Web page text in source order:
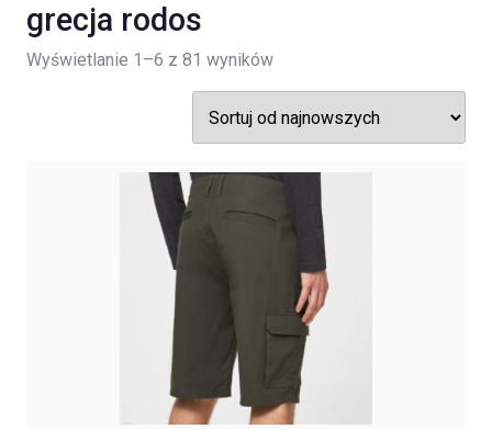
grecja rodos
Wyświetlanie 1–6 z 81 wynikówPosortowane
najnowszych